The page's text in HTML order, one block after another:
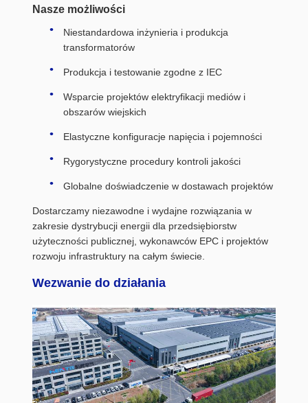
Nasze możliwości
Niestandardowa inżynieria i produkcja
transformatorów
Produkcja i testowanie zgodne z IEC
Wsparcie projektów elektryfikacji mediów i
obszarów wiejskich
Elastyczne konfiguracje napięcia i pojemności
Rygorystyczne procedury kontroli jakości
Globalne doświadczenie w dostawach projektów
Dostarczamy niezawodne i wydajne rozwiązania w
zakresie dystrybucji energii dla przedsiębiorstw
użyteczności publicznej, wykonawców EPC i projektów
rozwoju infrastruktury na całym świecie.
Wezwanie do działania